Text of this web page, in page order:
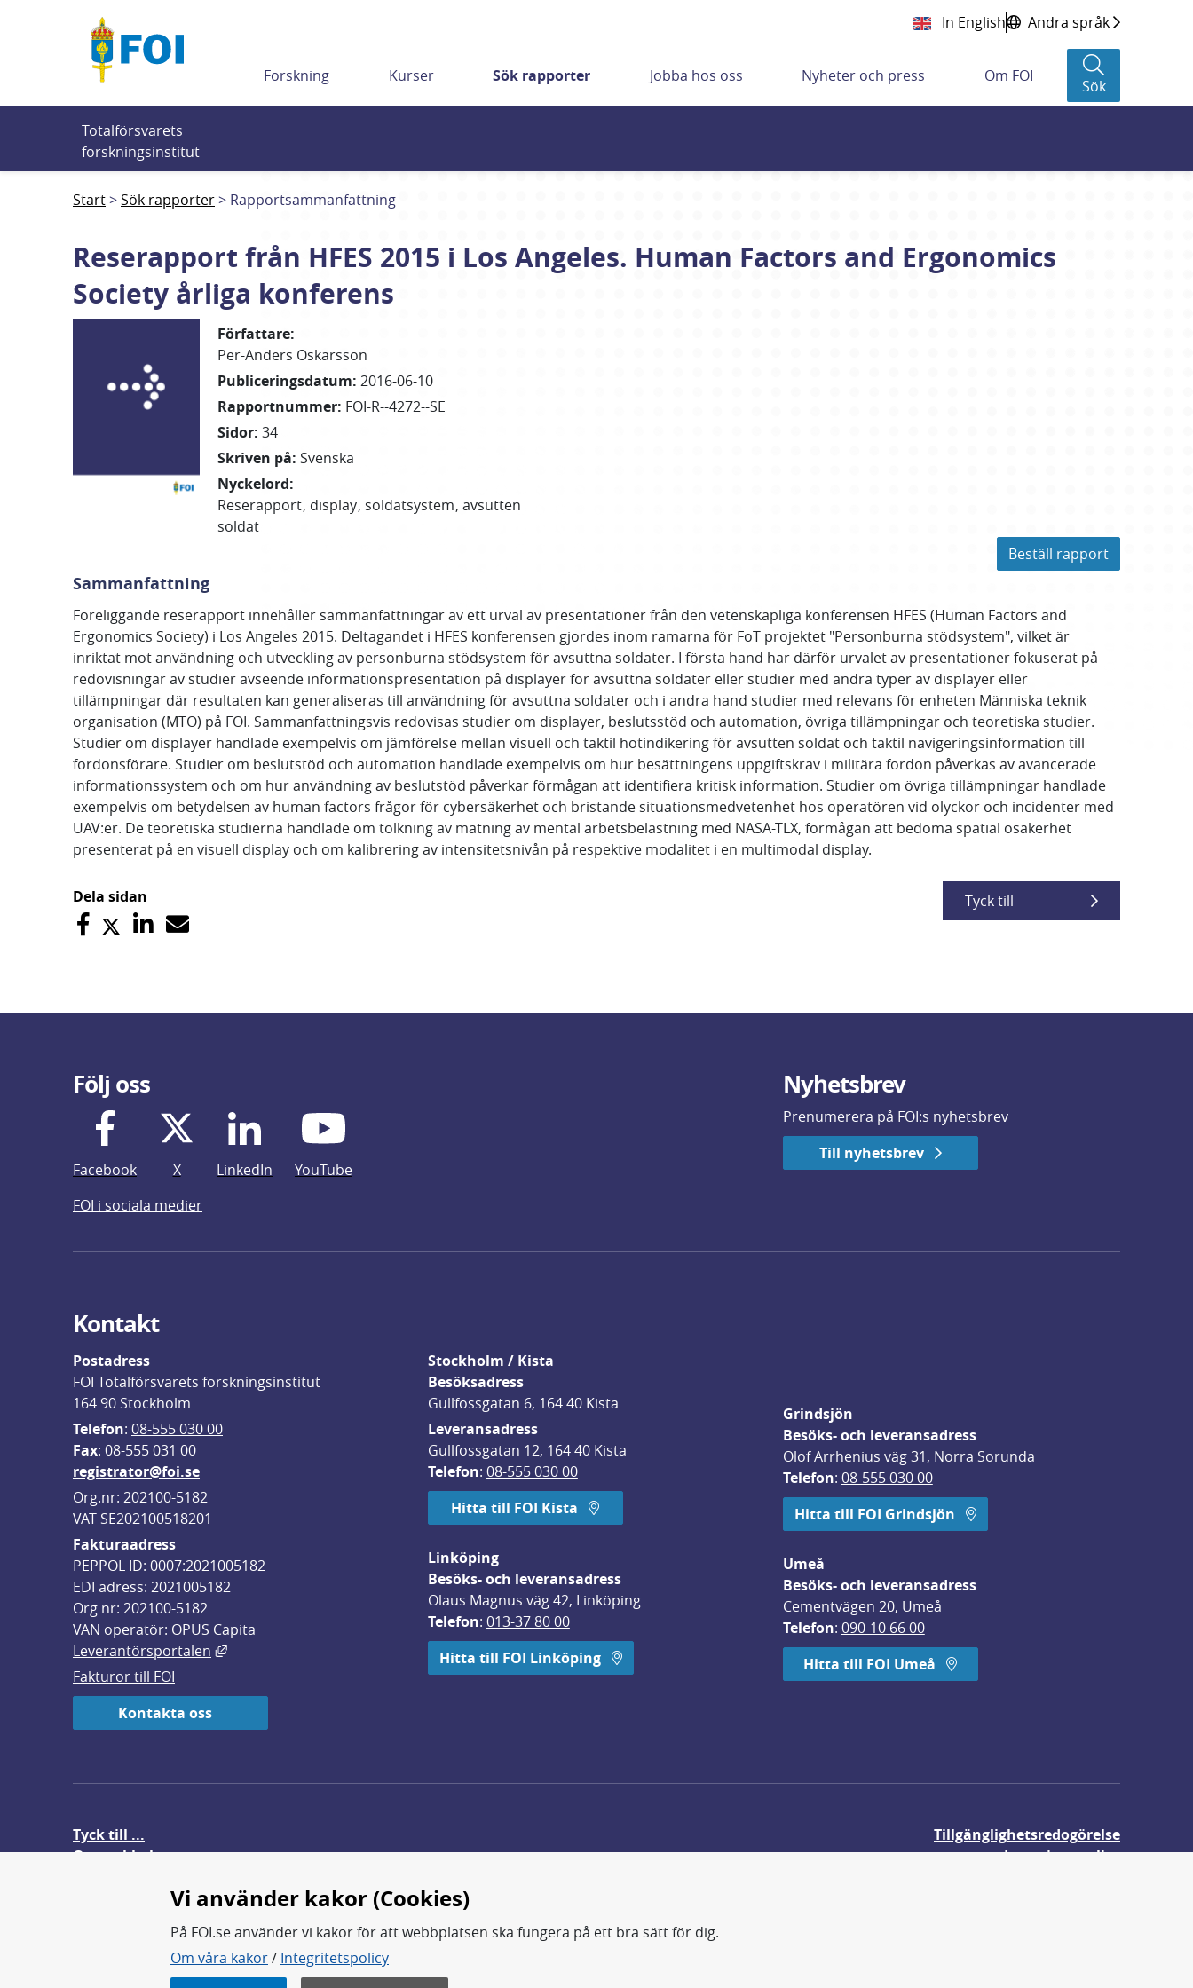
In English Andra språk
Forskning Kurser Sök rapporter Jobba hos oss Nyheter och press Om FOI
Sök
Totalförsvarets
forskningsinstitut
Start Sök rapporter Rapportsammanfattning
Reserapport från HFES 2015 i Los Angeles. Human Factors and Ergonomics
Society årliga konferens
Författare:
Per-Anders Oskarsson
Publiceringsdatum: 2016-06-10
Rapportnummer: FOI-R--4272--SE
Sidor: 34
Skriven på: Svenska
Nyckelord:
Reserapport display soldatsystem avsutten
soldat
Beställ rapport
Sammanfattning
Föreliggande reserapport innehåller sammanfattningar av ett urval av presentationer från den vetenskapliga konferensen HFES (Human Factors and
Ergonomics Society) i Los Angeles 2015. Deltagandet i HFES konferensen gjordes inom ramarna för FoT projektet "Personburna stödsystem", vilket är
inriktat mot användning och utveckling av personburna stödsystem för avsuttna soldater. I första hand har därför urvalet av presentationer fokuserat på
redovisningar av studier avseende informationspresentation på displayer för avsuttna soldater eller studier med andra typer av displayer eller
tillämpningar där resultaten kan generaliseras till användning för avsuttna soldater och i andra hand studier med relevans för enheten Människa teknik
organisation (MTO) på FOI. Sammanfattningsvis redovisas studier om displayer, beslutsstöd och automation, övriga tillämpningar och teoretiska studier.
Studier om displayer handlade exempelvis om jämförelse mellan visuell och taktil hotindikering för avsutten soldat och taktil navigeringsinformation till
fordonsförare. Studier om beslutstöd och automation handlade exempelvis om hur besättningens uppgiftskrav i militära fordon påverkas av avancerade
informationssystem och om hur användning av beslutstöd påverkar förmågan att identifiera kritisk information. Studier om övriga tillämpningar handlade
exempelvis om betydelsen av human factors frågor för cybersäkerhet och bristande situationsmedvetenhet hos operatören vid olyckor och incidenter med
UAV:er. De teoretiska studierna handlade om tolkning av mätning av mental arbetsbelastning med NASA-TLX, förmågan att bedöma spatial osäkerhet
presenterat på en visuell display och om kalibrering av intensitetsnivån på respektive modalitet i en multimodal display.
Dela sidan Tyck till
Följ oss
Facebook X LinkedIn
YouTube
FOI i sociala medier
Nyhetsbrev
Prenumerera på FOI:s nyhetsbrev
Till nyhetsbrev
Kontakt
Postadress
FOI Totalförsvarets forskningsinstitut
164 90 Stockholm
Telefon: 08-555 030 00
Fax: 08-555 031 00
registrator@foi.se
Org.nr: 202100-5182
VAT SE202100518201
Fakturaadress
PEPPOL ID: 0007:2021005182
EDI adress: 2021005182
Org nr: 202100-5182
VAN operatör: OPUS Capita
Leverantörsportalen
Länk till annan webbplats, öppnas i nytt fönster.
Fakturor till FOI
Kontakta oss
Stockholm / Kista
Besöksadress
Gullfossgatan 6, 164 40 Kista
Leveransadress
Gullfossgatan 12, 164 40 Kista
Telefon: 08-555 030 00
Hitta till FOI Kista
Linköping
Besöks- och leveransadress
Olaus Magnus väg 42, Linköping
Telefon: 013-37 80 00
Hitta till FOI Linköping
Grindsjön
Besöks- och leveransadress
Olof Arrhenius väg 31, Norra Sorunda
Telefon: 08-555 030 00
Hitta till FOI Grindsjön
Umeå
Besöks- och leveransadress
Cementvägen 20, Umeå
Telefon: 090-10 66 00
Hitta till FOI Umeå
Tyck till ...
Om webbplatsen
Tillgänglighetsredogörelse
Integritetspolicy
FOI forskar för en säkrare värld.
Vi använder kakor (Cookies)
På FOI.se använder vi kakor för att webbplatsen ska fungera på ett bra sätt för dig.
Om våra kakor/ Integritetspolicy